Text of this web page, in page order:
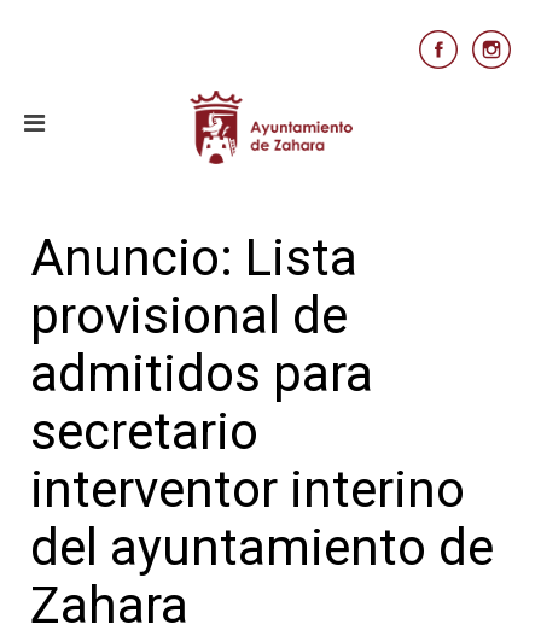
Anuncio: Lista
provisional de
admitidos para
secretario
interventor interino
del ayuntamiento de
Zahara